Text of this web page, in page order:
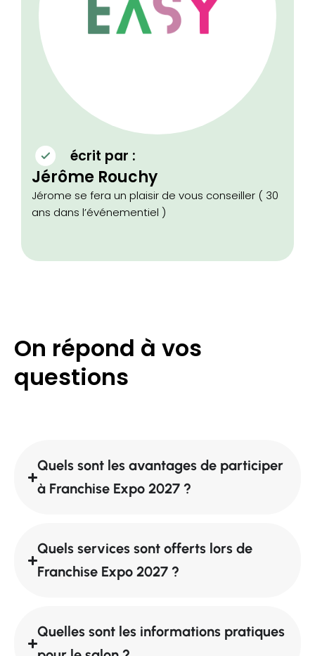
écrit par :
Jérôme Rouchy
Jérome se fera un plaisir de vous conseiller ( 30
ans dans l’événementiel )
On répond à vos
questions
Quels sont les avantages de participer
à Franchise Expo 2027 ?
Quels services sont offerts lors de
Franchise Expo 2027 ?
Quelles sont les informations pratiques